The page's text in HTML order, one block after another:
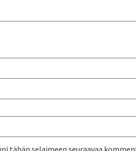
tähän selaimeen seuraavaa